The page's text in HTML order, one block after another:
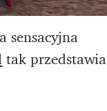
sensacyjna
tak przedstawia